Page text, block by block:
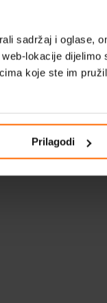
sadržaj i oglase,
lokacije
koje ste im
Prilagodi